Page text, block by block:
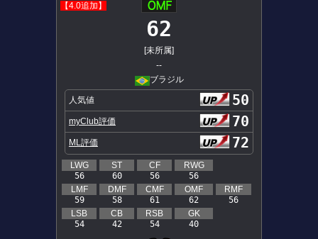
【4.0追加】
62
[未所属]
--
ブラジル
人気値 50
myClub評価 70
ML評価 72
LWG
56
ST
60
CF
56
RWG
56
LMF
59
DMF
58
CMF
61
OMF
62
RMF
56
LSB
54
CB
42
RSB
54
GK
40